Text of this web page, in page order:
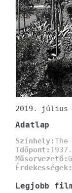
2019. július
Adatlap
Színhely:
Időpont:
Műsorvezető:
Érdekességek:
Legjobb